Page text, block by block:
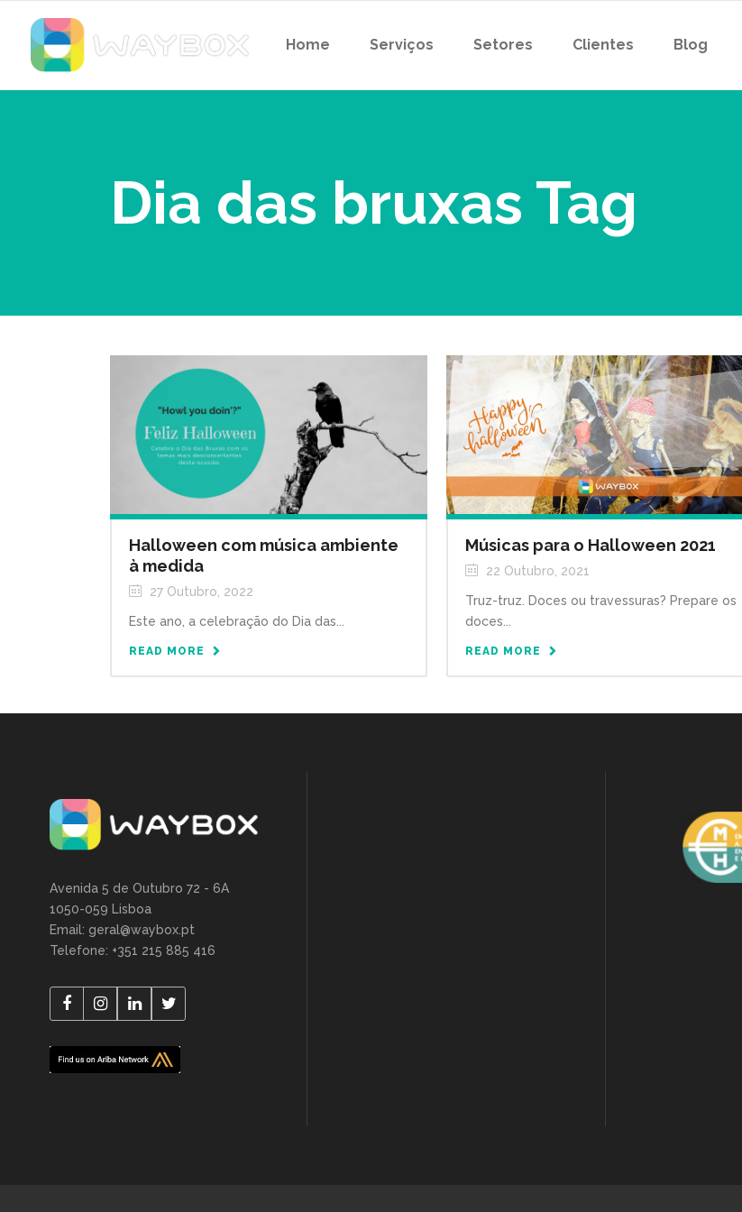
Home Serviços Setores Clientes Blog
Dia das bruxas Tag
Halloween com música ambiente
à medida
27 Outubro, 2022
Este ano, a celebração do Dia das...
READ MORE
Músicas para o Halloween 2021
22 Outubro, 2021
Truz-truz. Doces ou travessuras? Prepare os
doces...
READ MORE
Avenida 5 de Outubro 72 - 6A
1050-059 Lisboa
Email: geral@waybox.pt
Telefone: +351 215 885 416